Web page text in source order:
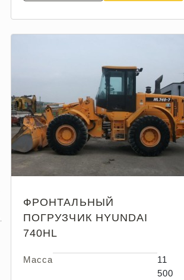
ФРОНТАЛЬНЫЙ
ПОГРУЗЧИК HYUNDAI
740HL
Масса
11
500